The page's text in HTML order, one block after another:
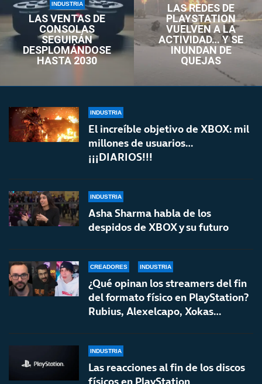
INDUSTRIA
LAS VENTAS DE
CONSOLAS
SEGUIRÁN
DESPLOMÁNDOSE
HASTA 2030
LAS REDES DE
PLAYSTATION
VUELVEN A LA
ACTIVIDAD… Y SE
INUNDAN DE
QUEJAS
INDUSTRIA
El increíble objetivo de XBOX: mil
millones de usuarios…
¡¡¡DIARIOS!!!
INDUSTRIA
Asha Sharma habla de los
despidos de XBOX y su futuro
CREADORES INDUSTRIA
¿Qué opinan los streamers del fin
del formato físico en PlayStation?
Rubius, Alexelcapo, Xokas…
INDUSTRIA
Las reacciones al fin de los discos